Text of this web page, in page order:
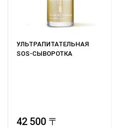
УЛЬТРАПИТАТЕЛЬНАЯ
SOS-СЫВОРОТКА
42 500 〒